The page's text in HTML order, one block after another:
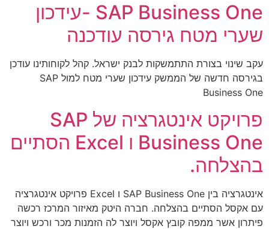
SAP Business One -עידכון
שערי מטח גירסה עודכנה
עקב שינוי בצורת התתמשקות לבנק ישראל. קהל לקוחותינו עודכן
בגירסה חדשה של הממשק עידכון שערי מטח למול SAP
Business One
פרויקט אינטגרציה של SAP
Business One ו Excel הסתיים
בהצלחה.
אינטגרציה בין SAP Business One ו Excel פרויקט אינטגרציה
עם אקסל הסתיים בהצלחה. חברה היטק מאיזור המרכז רכשה
פיתרון אשר ממפה קובץ אקסל ויוצר לה הזמנות מכר ורכש ויוצר